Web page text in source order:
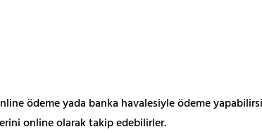
ödeme yada banka havalesiyle ödeme
online olarak takip edebilirler.